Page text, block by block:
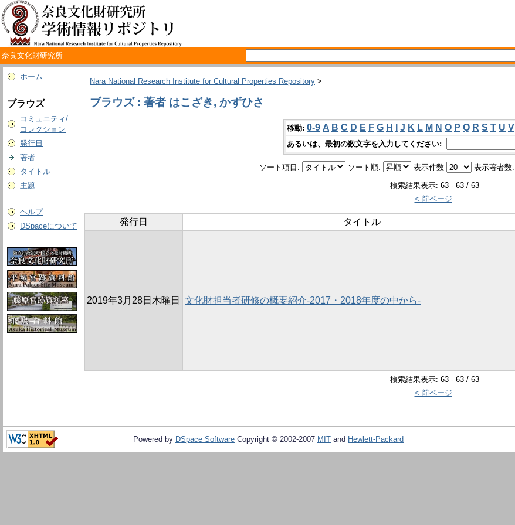
奈良文化財研究所
ホーム
ブラウズ
コミュニティ/
コレクション
発行日
著者
タイトル
主題
ヘルプ
DSpaceについて
Nara National Research Institute for Cultural Properties Repository >
ブラウズ : 著者 はこざき, かずひさ
移動: 0-9 A B C D E F G H J K L M N O P Q R S T U V
あるいは、最初の数文字を入力してください:
ソート項目: ソート順: 表示件数 表示著者数:
検索結果表示: 63 - 63 / 63
< 前ページ
発行日 タイトル
2019年3月28日木曜日 文化財担当者研修の概要紹介-2017・2018年度の中から-
検索結果表示: 63 - 63 / 63
< 前ページ
Powered by DSpace Software Copyright © 2002-2007 MIT and Hewlett-Packard